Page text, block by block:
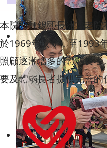
本院乃鍾錫熙長洲安老院
於1969年成立，至1993
照顧逐漸增多的體弱長
要及體弱長者提供完善的